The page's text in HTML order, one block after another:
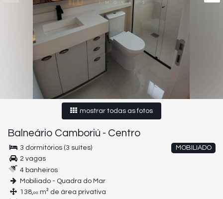
mostrar todas as fotos
Balneário Camboriú - Centro
MOBILIADO
3 dormitórios (3 suítes)
2 vagas
4 banheiros
Mobiliado - Quadra do Mar
138,00 m² de área privativa